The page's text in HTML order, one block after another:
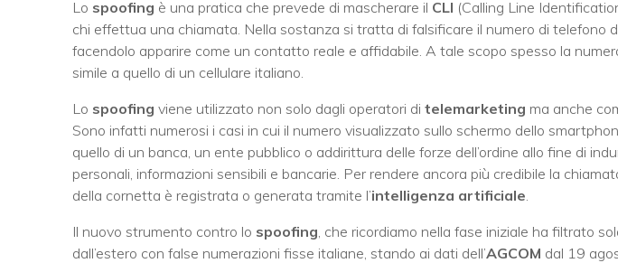
Lo spoofing è una pratica che prevede di mascherare il CLI (Calling Line
chi effettua una chiamata. Nella sostanza si tratta di falsificare il numero di telefono
facendolo apparire come un contatto reale e affidabile. A tale scopo spesso la
simile a quello di un cellulare italiano.
Lo spoofing viene utilizzato non solo dagli operatori di telemarketing ma anche
Sono infatti numerosi i casi in cui il numero visualizzato sullo schermo dello
quello di un banca, un ente pubblico o addirittura delle forze dell’ordine allo fine di
personali, informazioni sensibili e bancarie. Per rendere ancora più credibile la
della cornetta è registrata o generata tramite l’intelligenza artificiale
Il nuovo strumento contro lo spoofing , che ricordiamo nella fase iniziale ha filtrato
dall’estero con false numerazioni fisse italiane, stando ai dati dell’AGCOM dal 19